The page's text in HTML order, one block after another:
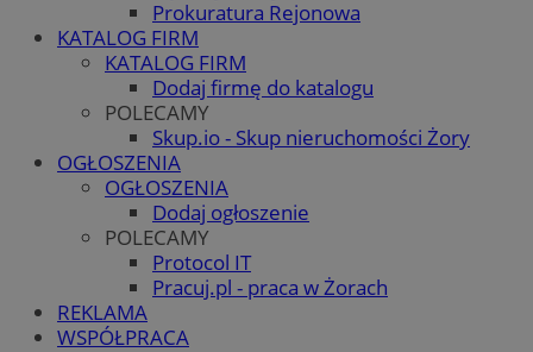
Prokuratura Rejonowa
KATALOG FIRM
KATALOG FIRM
Dodaj firmę do katalogu
POLECAMY
Skup.io - Skup nieruchomości Żory
OGŁOSZENIA
OGŁOSZENIA
Dodaj ogłoszenie
POLECAMY
Protocol IT
Pracuj.pl - praca w Żorach
REKLAMA
WSPÓŁPRACA